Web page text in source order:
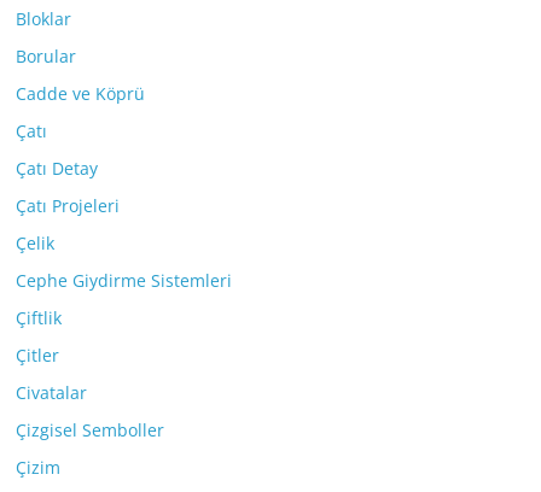
Bloklar
Borular
Cadde ve Köprü
Çatı
Çatı Detay
Çatı Projeleri
Çelik
Cephe Giydirme Sistemleri
Çiftlik
Çitler
Civatalar
Çizgisel Semboller
Çizim